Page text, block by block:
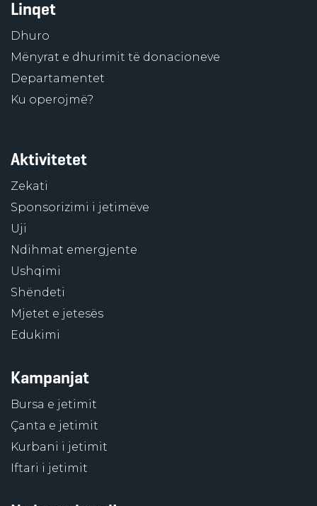
Linqet
Dhuro
Mënyrat e dhurimit të donacioneve
Departamentet
Ku operojmë?
Aktivitetet
Zekati
Sponsorizimi i jetimëve
Uji
Ndihmat emergjente
Ushqimi
Shëndeti
Mjetet e jetesës
Edukimi
Kampanjat
Bursa e jetimit
Çanta e jetimit
Kurbani i jetimit
Iftari i jetimit